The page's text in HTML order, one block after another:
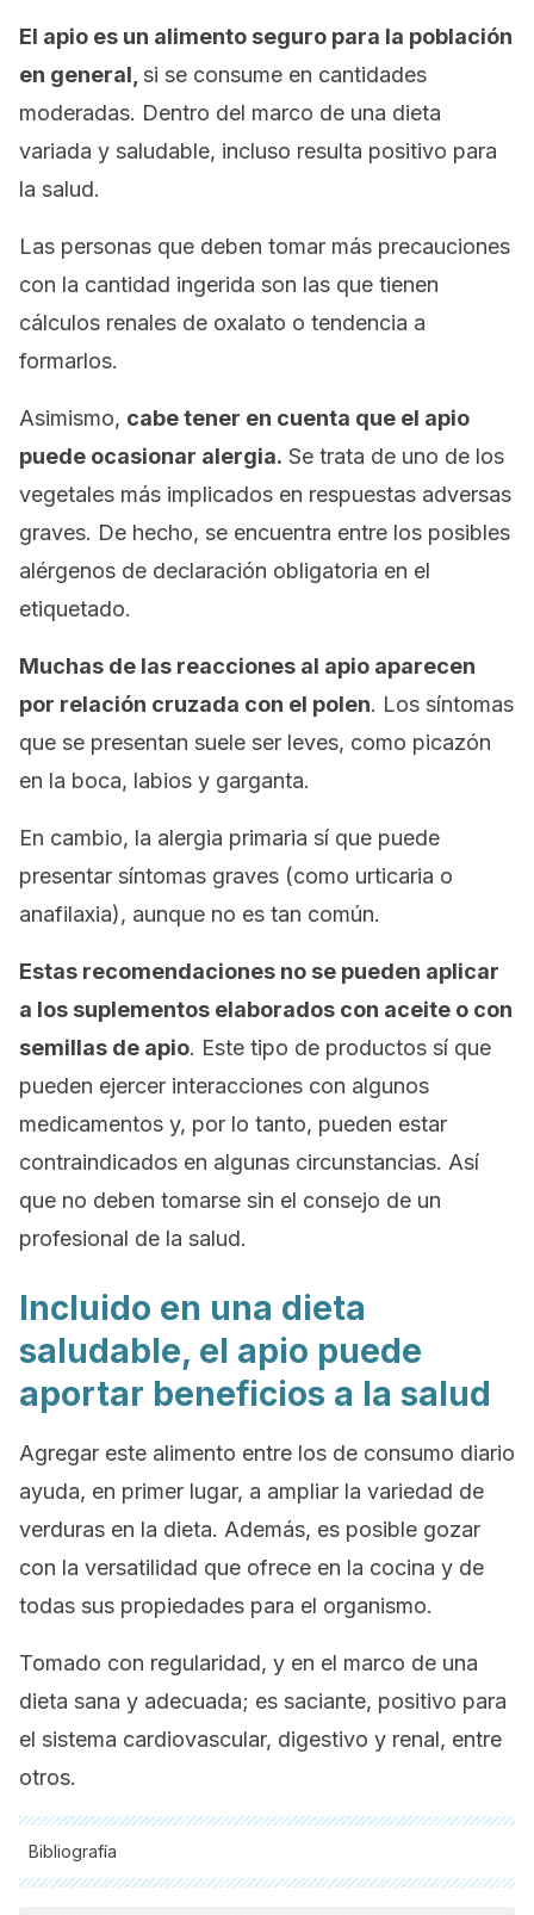
El apio es un alimento seguro para la población
en general, si se consume en cantidades
moderadas. Dentro del marco de una dieta
variada y saludable, incluso resulta positivo para
la salud.
Las personas que deben tomar más precauciones
con la cantidad ingerida son las que tienen
cálculos renales de oxalato o tendencia a
formarlos.
Asimismo, cabe tener en cuenta que el apio
puede ocasionar alergia. Se trata de uno de los
vegetales más implicados en respuestas adversas
graves. De hecho, se encuentra entre los posibles
alérgenos de declaración obligatoria en el
etiquetado.
Muchas de las reacciones al apio aparecen
por relación cruzada con el polen. Los síntomas
que se presentan suele ser leves, como picazón
en la boca, labios y garganta.
En cambio, la alergia primaria sí que puede
presentar síntomas graves (como urticaria o
anafilaxia), aunque no es tan común.
Estas recomendaciones no se pueden aplicar
a los suplementos elaborados con aceite o con
semillas de apio. Este tipo de productos sí que
pueden ejercer interacciones con algunos
medicamentos y, por lo tanto, pueden estar
contraindicados en algunas circunstancias. Así
que no deben tomarse sin el consejo de un
profesional de la salud.
Incluido en una dieta
saludable, el apio puede
aportar beneficios a la salud
Agregar este alimento entre los de consumo diario
ayuda, en primer lugar, a ampliar la variedad de
verduras en la dieta. Además, es posible gozar
con la versatilidad que ofrece en la cocina y de
todas sus propiedades para el organismo.
Tomado con regularidad, y en el marco de una
dieta sana y adecuada; es saciante, positivo para
el sistema cardiovascular, digestivo y renal, entre
otros.
Bibliografía
Todas las fuentes citadas fueron revisadas a profundidad por